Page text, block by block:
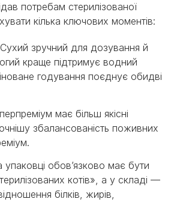
потребам стерилізованої
кілька ключових моментів:
зручний для дозування й
краще підтримує водний
годування поєднує обидві
має більш якісні
збалансованість поживних
обов’язково має бути
котів», а у складі —
білків, жирів,